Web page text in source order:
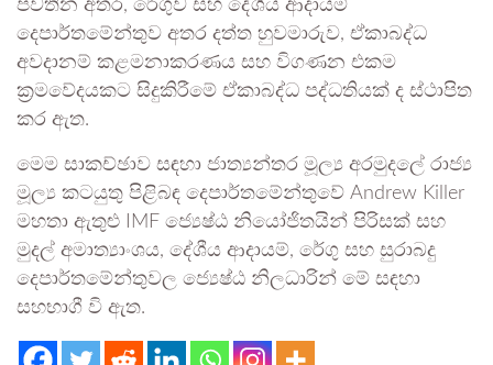
පවතින අතර, රේගුව සහ දේශීය ආදායම්
දෙපාර්තමේන්තුව අතර දත්ත හුවමාරුව, ඒකාබද්ධ
අවදානම් කළමනාකරණය සහ විගණන එකම
ක්‍රමවේදයකට සිදුකිරීමේ ඒකාබද්ධ පද්ධතියක් ද ස්ථාපිත
කර ඇත.
මෙම සාකච්ඡාව සඳහා ජාත්‍යන්තර මූල්‍ය අරමුදලේ රාජ්‍ය
මූල්‍ය කටයුතු පිළිබඳ දෙපාර්තමේන්තුවේ Andrew Killer
මහතා ඇතුළු IMF ජ්‍යෙෂ්ඨ නියෝජිතයින් පිරිසක් සහ
මුදල් අමාත්‍යාංශය, දේශීය ආදායම්, රේගු සහ සුරාබදු
දෙපාර්තමේන්තුවල ජ්‍යෙෂ්ඨ නිලධාරින් මේ සඳහා
සහභාගී වි ඇත.